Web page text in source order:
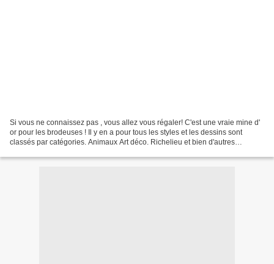
Si vous ne connaissez pas , vous allez vous régaler! C'est une vraie mine d'
or pour les brodeuses ! Il y en a pour tous les styles et les dessins sont
classés par catégories. Animaux Art déco. Richelieu et bien d'autres